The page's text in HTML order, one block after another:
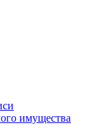
имущества